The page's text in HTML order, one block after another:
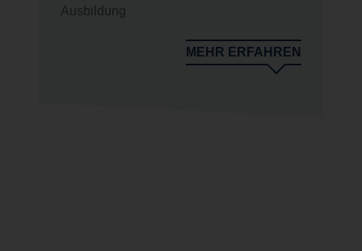
Ausbildung
MEHR ERFAHREN